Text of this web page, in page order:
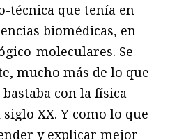
técnica que tenía en
biomédicas, en
moleculares. Se
mucho más de lo que
con la física
XX. Y como lo que
y explicar mejor